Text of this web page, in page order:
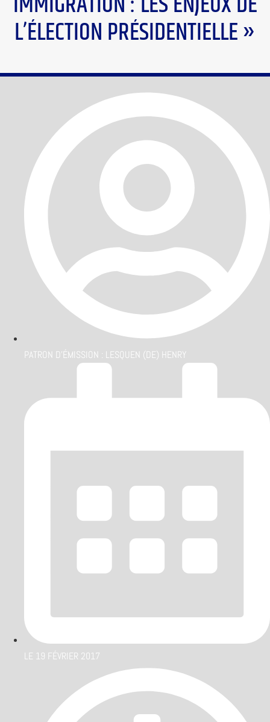
L’ÉLECTION PRÉSIDENTIELLE »
PATRON D'ÉMISSION : LESQUEN (DE) HENRY
LE 19 FÉVRIER 2017